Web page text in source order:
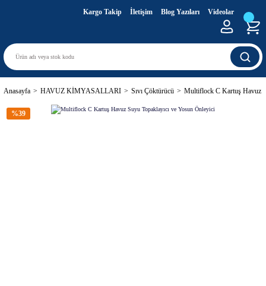
Kargo Takip İletişim Blog Yazıları Videolar
Anasayfa HAVUZ KİMYASALLARI Sıvı Çöktürücü Multiflock C Kartuş Havuz
%39